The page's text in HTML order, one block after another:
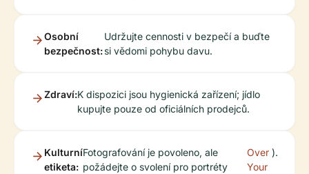
Osobní
bezpečnost:
Udržujte cennosti v bezpečí a buďte
si vědomi pohybu davu.
Zdraví:K dispozici jsou hygienická zařízení; jídlo
kupujte pouze od oficiálních prodejců.
Kulturní
etiketa:
Fotografování je povoleno, ale
požádejte o svolení pro portréty
Over
Your
).